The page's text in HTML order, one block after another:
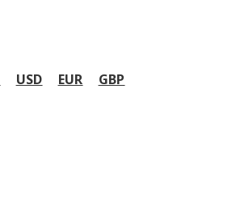
USD EUR GBP